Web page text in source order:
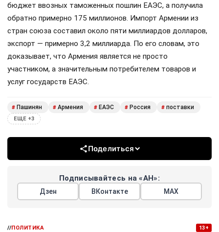
бюджет ввозных таможенных пошлин ЕАЭС, а получила
обратно примерно 175 миллионов. Импорт Армении из
стран союза составил около пяти миллиардов долларов,
экспорт — примерно 3,2 миллиарда. По его словам, это
доказывает, что Армения является не просто
участником, а значительным потребителем товаров и
услуг государств ЕАЭС.
# Пашинян # Армения # ЕАЭС # Россия # поставки
ЕЩЕ +3
Поделиться
Подписывайтесь на «АН»:
Дзен ВКонтакте МАХ
//ПОЛИТИКА 13+